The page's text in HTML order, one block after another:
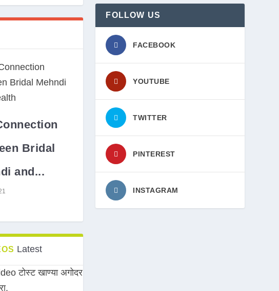
Bridal
and...
Latest
FOLLOW US
FACEBOOK
YOUTUBE
TWITTER
PINTEREST
INSTAGRAM